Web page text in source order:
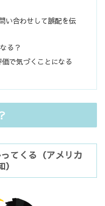
合わせして誤配を伝
る？
で気づくことになる
てくる（アメリカ